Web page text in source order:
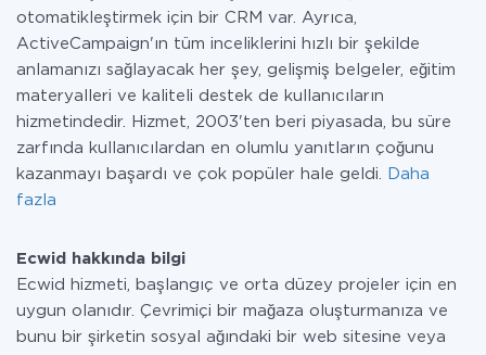
otomatikleştirmek için bir CRM var. Ayrıca,
ActiveCampaign'ın tüm inceliklerini hızlı bir şekilde
anlamanızı sağlayacak her şey, gelişmiş belgeler, eğitim
materyalleri ve kaliteli destek de kullanıcıların
hizmetindedir. Hizmet, 2003'ten beri piyasada, bu süre
zarfında kullanıcılardan en olumlu yanıtların çoğunu
kazanmayı başardı ve çok popüler hale geldi.
Daha
fazla
Ecwid hakkında bilgi
Ecwid hizmeti, başlangıç ve orta düzey projeler için en
uygun olanıdır. Çevrimiçi bir mağaza oluşturmanıza ve
bunu bir şirketin sosyal ağındaki bir web sitesine veya